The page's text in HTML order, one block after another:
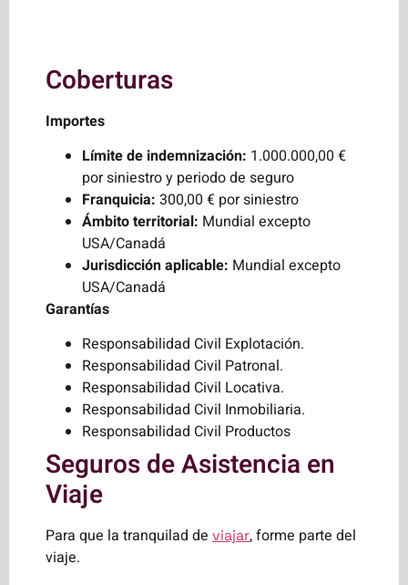
Coberturas
Importes
Límite de indemnización: 1.000.000,00 €
por siniestro y periodo de seguro
Franquicia: 300,00 € por siniestro
Ámbito territorial: Mundial excepto
USA/Canadá
Jurisdicción aplicable: Mundial excepto
USA/Canadá
Garantías
Responsabilidad Civil Explotación.
Responsabilidad Civil Patronal.
Responsabilidad Civil Locativa.
Responsabilidad Civil Inmobiliaria.
Responsabilidad Civil Productos
Seguros de Asistencia en
Viaje
Para que la tranquilad de viajar, forme parte del
viaje.